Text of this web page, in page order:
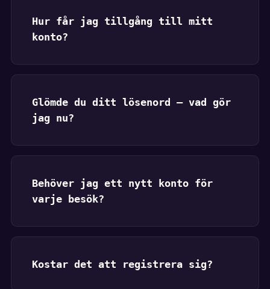
Hur får jag tillgång till mitt
konto?
Glömde du ditt lösenord — vad gör
jag nu?
Behöver jag ett nytt konto för
varje besök?
Kostar det att registrera sig?